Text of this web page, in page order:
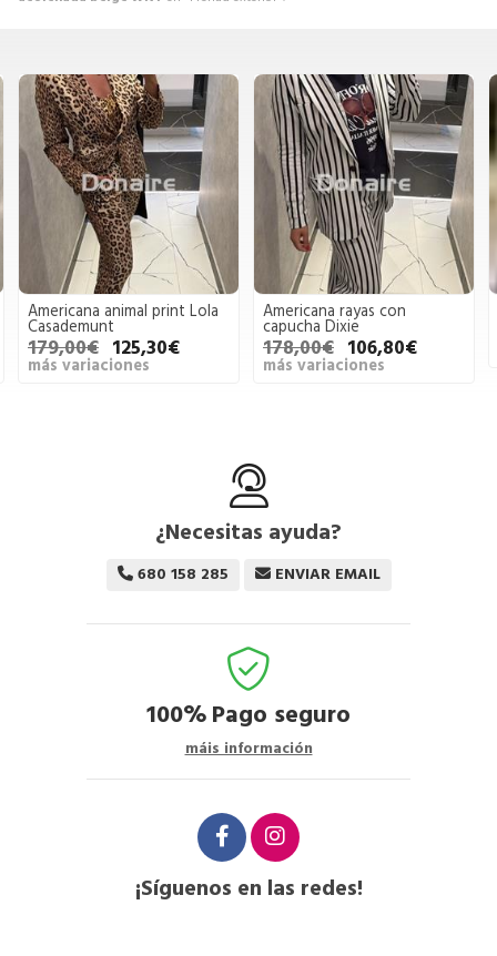
Americana rayas con
capucha Dixie
178,00€ 106,80€
más variaciones
Cardigan escote en V Dixie
141,00€ 50,00€
más variaciones
¿Necesitas ayuda?
680 158 285 ENVIAR EMAIL
100%Pago seguro
máis información
¡Síguenos en las redes!